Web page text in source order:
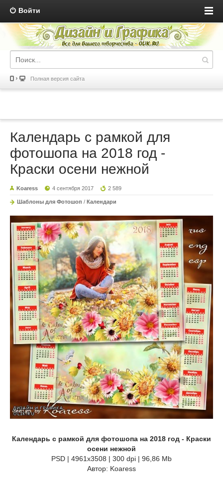
Войти
Полная версия сайта
Календарь с рамкой для
фотошопа на 2018 год -
Краски осени нежной
Koaress 4 сентября 2017 2 589
Шаблоны для Фотошоп / Календари
Календарь с рамкой для фотошопа на 2018 год - Краски
осени нежной
PSD | 4961x3508 | 300 dpi | 96,86 Mb
Автор: Koaress